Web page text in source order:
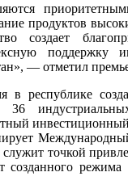
продуктов
создает
поддержку
— отметил
в республике
36
точкой
созданного режима